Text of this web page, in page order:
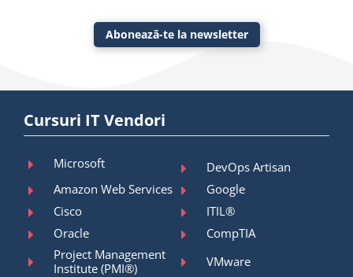
Abonează-te la newsletter
Cursuri IT Vendori
Microsoft
DevOps Artisan
Amazon Web Services
Google
Cisco
ITIL®
Oracle
CompTIA
Project Management
Institute (PMI®)
VMware